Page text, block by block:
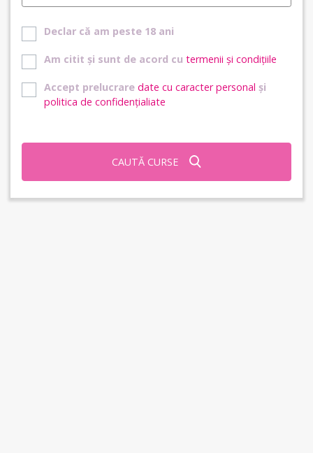
Declar că am peste 18 ani
Am citit și sunt de acord cu termenii și condițiile
Accept prelucrare date cu caracter personal și
politica de confidențialiate
CAUTĂ CURSE